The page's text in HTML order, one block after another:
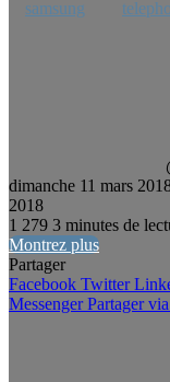
samsung
dimanche 11 mars
2018
1 279 3 minutes de
Montrez plus
Partager
Facebook Twitter
Messenger Partager